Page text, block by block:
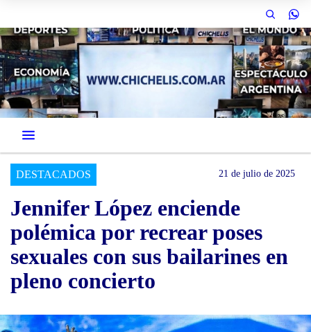
DESTACADOS 21 de julio de 2025
Jennifer López enciende
polémica por recrear poses
sexuales con sus bailarines en
pleno concierto